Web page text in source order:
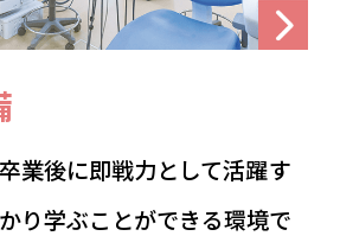
業後に即戦力として活躍す
り学ぶことができる環境で